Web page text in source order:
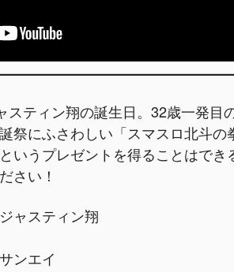
スティン翔の誕生日。32歳一発目
祭にふさわしい「スマスロ北斗
いうプレゼントを得ることはでき
さい！
ャスティン翔
ンエイ